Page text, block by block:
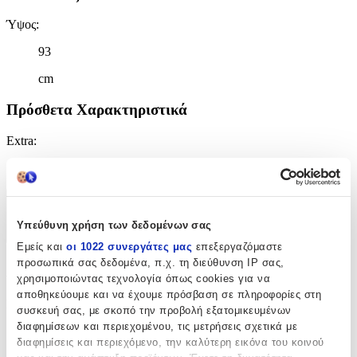
Υπεύθυνη χρήση των δεδομένων σας
Εμείς και οι 1022 συνεργάτες μας επεξεργαζόμαστε
προσωπικά σας δεδομένα, π.χ. τη διεύθυνση IP σας,
χρησιμοποιώντας τεχνολογία όπως cookies για να
αποθηκεύουμε και να έχουμε πρόσβαση σε πληροφορίες στη
συσκευή σας, με σκοπό την προβολή εξατομικευμένων
διαφημίσεων και περιεχομένου, τις μετρήσεις σχετικά με
διαφημίσεις και περιεχόμενο, την καλύτερη εικόνα του κοινού
Ύψος:
93
cm
Πρόσθετα Χαρακτηριστικά
Extra:
Χαρακτηριστικά
Κατασκευαστής
Παρίσης